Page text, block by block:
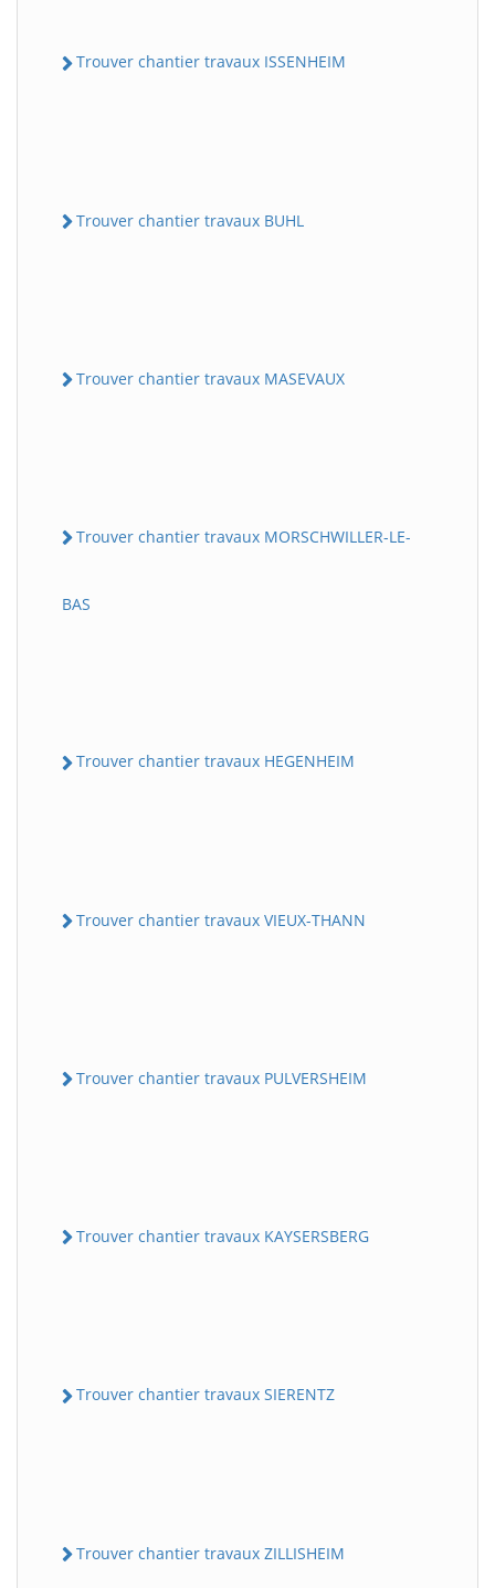
Trouver chantier travaux ISSENHEIM
Trouver chantier travaux BUHL
Trouver chantier travaux MASEVAUX
Trouver chantier travaux MORSCHWILLER-LE-
BAS
Trouver chantier travaux HEGENHEIM
Trouver chantier travaux VIEUX-THANN
Trouver chantier travaux PULVERSHEIM
Trouver chantier travaux KAYSERSBERG
Trouver chantier travaux SIERENTZ
Trouver chantier travaux ZILLISHEIM